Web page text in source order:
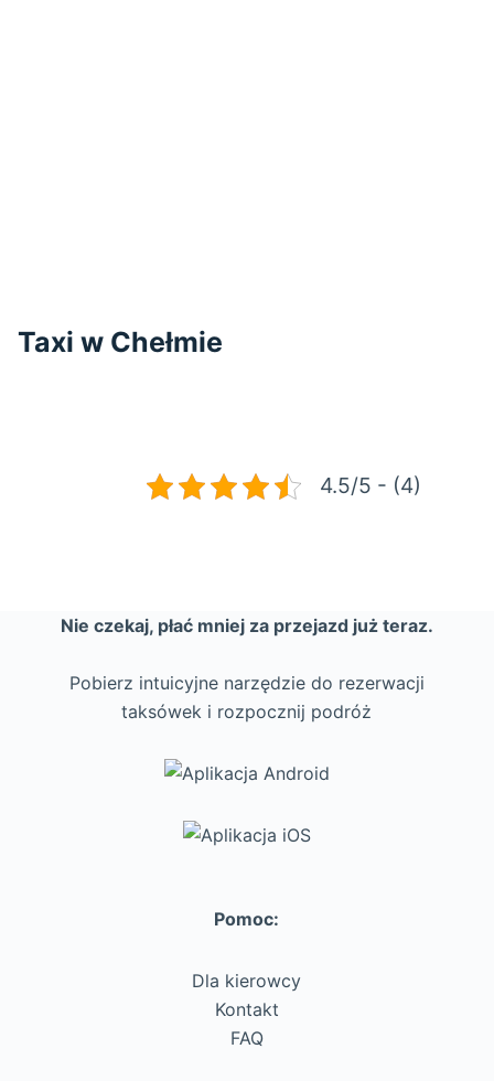
Taxi w Chełmie
4.5/5 - (4)
Nie czekaj, płać mniej za przejazd już teraz.
Pobierz intuicyjne narzędzie do rezerwacji
taksówek i rozpocznij podróż
Pomoc:
Dla kierowcy
Kontakt
FAQ